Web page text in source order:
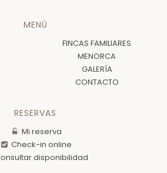
MENÚ
FINCAS FAMILIARES
MENORCA
GALERÍA
CONTACTO
RESERVAS
Mi reserva
Check-in online
disponibilidad